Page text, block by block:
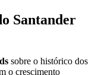
Santander
sobre o histórico dos
o crescimento